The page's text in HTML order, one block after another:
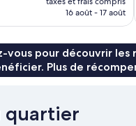
prix
91 €
16 août - 17 août
vous pour découvrir
Plus de
quartier